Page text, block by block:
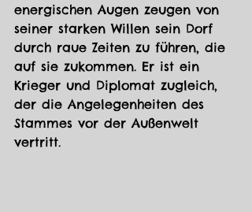
energischen Augen zeugen von
seiner starken Willen sein Dorf
durch raue Zeiten zu führen, die
auf sie zukommen. Er ist ein
Krieger und Diplomat zugleich,
der die Angelegenheiten des
Stammes vor der Außenwelt
vertritt.